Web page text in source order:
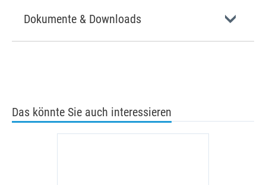
Dokumente & Downloads
Das könnte Sie auch interessieren